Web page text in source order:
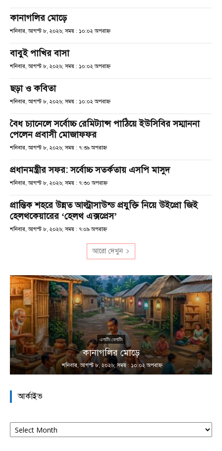
কানাগলির মোড়ে
শনিবার, আগস্ট ৮, ২০২৬; সময় : ১০:০২ অপরাহ্ণ
বাবুই পাখির বাসা
শনিবার, আগস্ট ৮, ২০২৬; সময় : ১০:০২ অপরাহ্ণ
ছড়া ও কবিতা
শনিবার, আগস্ট ৮, ২০২৬; সময় : ১০:০২ অপরাহ্ণ
বৈধ চ্যানেলে সর্বোচ্চ রেমিট্যান্স পাঠিয়ে ইউসিবির সম্মাননা
পেলেন প্রবাসী মোজাফফর
শনিবার, আগস্ট ৮, ২০২৬; সময় : ৭:৩৯ অপরাহ্ণ
প্রধানমন্ত্রীর সফর: সর্বোচ্চ সতর্কতায় এসপি মাসুদ
শনিবার, আগস্ট ৮, ২০২৬; সময় : ৭:৩০ অপরাহ্ণ
প্রান্তিক শহরে উন্নত আল্ট্রাসাউন্ড প্রযুক্তি নিয়ে উইপ্রো জিই
হেলথকেয়ারের ‘হেলথ এক্সপ্রেস’
শনিবার, আগস্ট ৮, ২০২৬; সময় : ৭:০৯ অপরাহ্ণ
আরো দেখুন
এলাটিং বেলাটিং
কানাগলির মোড়ে
শনিবার, আগস্ট ৮, ২০২৬; সময় : ১০:০২ অপরাহ্ণ
আর্কাইভ
আর্কাইভ